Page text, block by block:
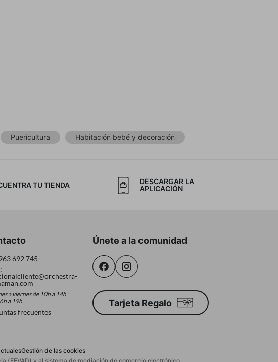
Puericultura Habitación bebé y decoración
TU TIENDA
DESCARGAR LA
APLICACIÓN
692 745
a viernes de 10h a 14h
a 19h
frecuentes
Únete a la comunidad
Tarjeta Regalo
Gestión de las cookies